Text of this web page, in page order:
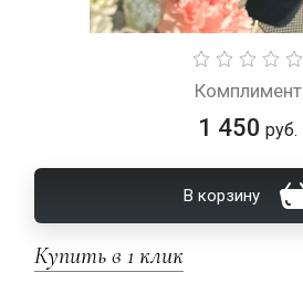
Комплимент
1 450 руб.
В корзину
Купить в 1 клик